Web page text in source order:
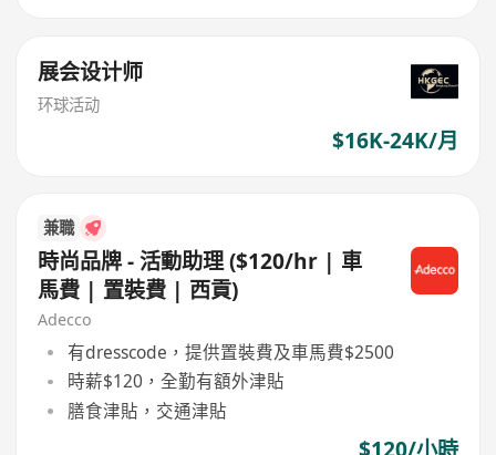
展会设计师
环球活动
$16K-24K/月
兼職
時尚品牌 - 活動助理 ($120/hr | 車
馬費 | 置裝費 | 西貢)
Adecco
有dresscode，提供置裝費及車馬費$2500
時薪$120，全勤有額外津貼
膳食津貼，交通津貼
$120/小時